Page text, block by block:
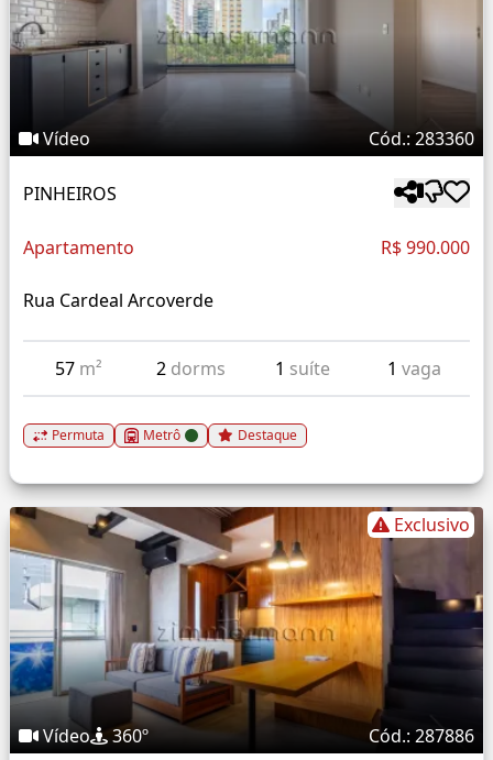
Vídeo Cód.: 283360
PINHEIROS
Apartamento R$ 990.000
Rua Cardeal Arcoverde
57 m² 2 dorms 1 suíte 1 vaga
Permuta Metrô Destaque
Exclusivo
Vídeo 360º Cód.: 287886